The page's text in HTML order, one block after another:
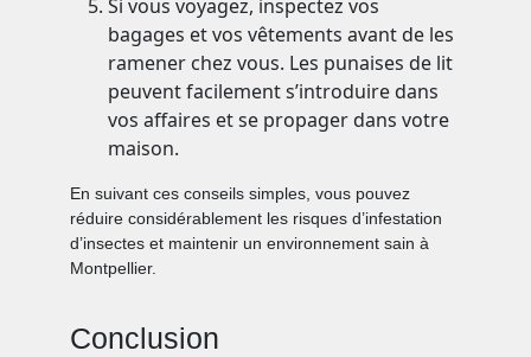
Si vous voyagez, inspectez vos
bagages et vos vêtements avant de les
ramener chez vous. Les punaises de lit
peuvent facilement s’introduire dans
vos affaires et se propager dans votre
maison.
En suivant ces conseils simples, vous pouvez
réduire considérablement les risques d’infestation
d’insectes et maintenir un environnement sain à
Montpellier.
Conclusion